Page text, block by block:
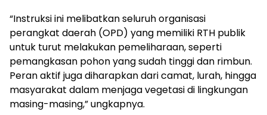
“Instruksi ini melibatkan seluruh organisasi
perangkat daerah (OPD) yang memiliki RTH publik
untuk turut melakukan pemeliharaan, seperti
pemangkasan pohon yang sudah tinggi dan rimbun.
Peran aktif juga diharapkan dari camat, lurah, hingga
masyarakat dalam menjaga vegetasi di lingkungan
masing-masing,” ungkapnya.